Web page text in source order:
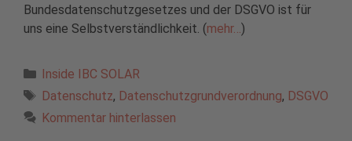
Bundesdatenschutzgesetzes und der DSGVO ist für
uns eine Selbstverständlichkeit. (mehr…)
Kategorien
Inside IBC SOLAR
Schlagwörter
Datenschutz, Datenschutzgrundverordnung, DSGVO
Kommentar hinterlassen